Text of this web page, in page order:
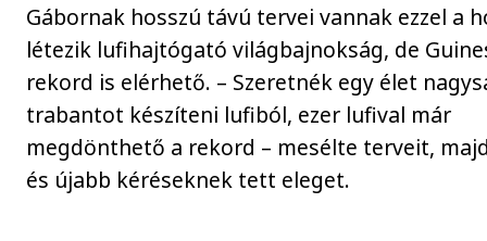
Gábornak hosszú távú tervei vannak ezzel a
létezik lufihajtógató világbajnokság, de
rekord is elérhető. – Szeretnék egy élet
trabantot készíteni lufiból, ezer lufival már
megdönthető a rekord – mesélte terveit,
és újabb kéréseknek tett eleget.